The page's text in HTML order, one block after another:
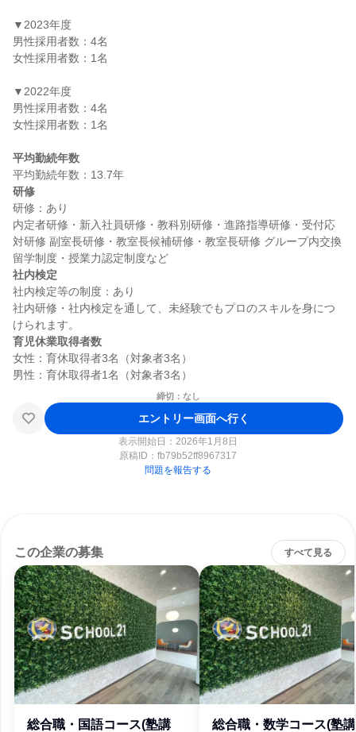
▼2023年度
男性採用者数：4名
女性採用者数：1名
▼2022年度
男性採用者数：4名
女性採用者数：1名
平均勤続年数
研修
研修：あり
内定者研修・新入社員研修・教科別研修・進路指導研修・受付応
対研修 副室長研修・教室長候補研修・教室長研修 グループ内交換
社内検定
社内検定等の制度：あり
社内研修・社内検定を通して、未経験でもプロのスキルを身につ
育児休業取得者数
女性：育休取得者3名（対象者3名）
締切：なし
エントリー画面へ行く
表示開始日：2026年1月8日
原稿ID： fb79b52ff8967317
問題を報告する
この企業の募集 すべて見る
総合職・国語コース(塾講
総合職・数学コース(塾講